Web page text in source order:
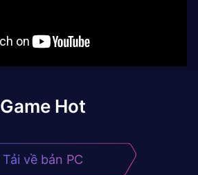
Game Hot
Tải về bản PC